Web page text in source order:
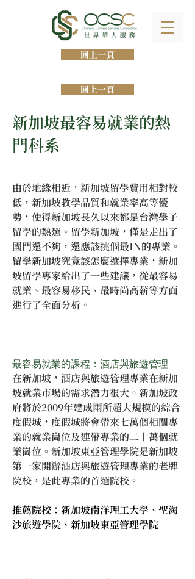
回上一頁
回上一頁
新加坡最容易就業的熱
門科系
由於地緣相近，新加坡留學費用相對較
低，新加坡教學品質和就業率高等優
勢，使得新加坡長久以來都是台灣學子
留學的熱選。留學新加坡，僅是走出了
國門還不夠，還應該挑個最IN的專業。
留學新加坡究竟該怎麼選擇專業，新加
坡留學專家給出了一些建議，從最容易
就業、最容易移民、最時尚高薪等方面
進行了全面分析。
最容易就業的課程：酒店與旅遊管理
在新加坡，酒店與旅遊管理專業在新加
坡就業市場的需求潛力很大。新加坡政
府將於2009年建成兩所超大規模的綜合
度假城，度假城將會帶來七萬個相關專
業的就業崗位及連帶專業的二十萬個就
業崗位。新加坡東亞管理學院是新加坡
第一家開辦酒店與旅遊管理專業的老牌
院校，是此專業的首選院校。
推薦院校：新加坡南洋理工大學、聖淘
沙旅遊學院、新加坡東亞管理學院